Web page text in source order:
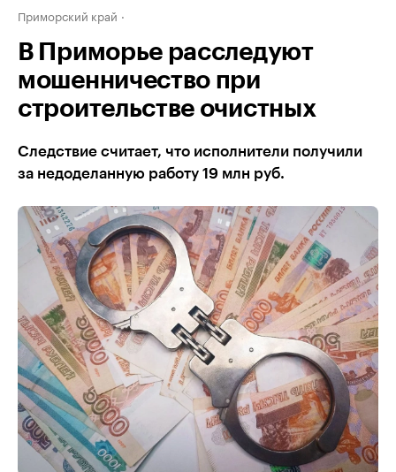
Приморский край
В Приморье расследуют
мошенничество при
строительстве очистных
Следствие считает, что исполнители получили
за недоделанную работу 19 млн руб.